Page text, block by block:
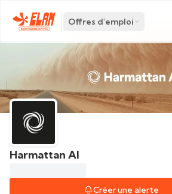
Offres d'emploi
Harmattan AI
Créer une alerte